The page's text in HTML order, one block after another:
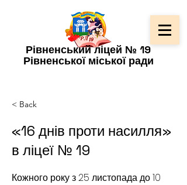
Рівненський ліцей № 19
Рівненської міської ради
< Back
«16 днів проти насилля»
в ліцеї № 19
Кожного року з 25 листопада до 10